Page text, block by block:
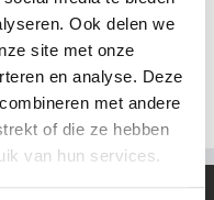
Ook delen we
site met onze
en analyse. Deze
met andere
of die ze hebben
van hun services.